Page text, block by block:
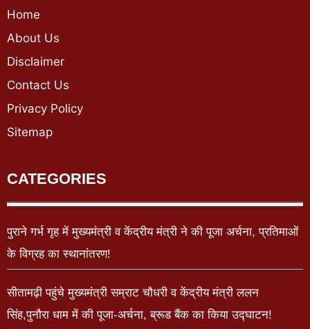
Home
About Us
Disclaimer
Contact Us
Privacy Policy
Sitemap
CATEGORIES
पुराने गर्भ गृह में मुख्यमंत्री व केंद्रीय मंत्री ने की पूजा अर्चना, प्रतिमाओं
के विग्रह का स्थानांतरण!
सीतामढ़ी पहुंचे मुख्यमंत्री सम्राट चौधरी व केंद्रीय मंत्री ललन
सिंह,पुनौरा धाम में की पूजा-अर्चना, ब्रूड बैंक का किया उद्घाटन!